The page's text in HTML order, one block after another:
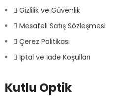
Gizlilik ve Güvenlik
Mesafeli Satış Sözleşmesi
Çerez Politikası
İptal ve İade Koşulları
Kutlu Optik